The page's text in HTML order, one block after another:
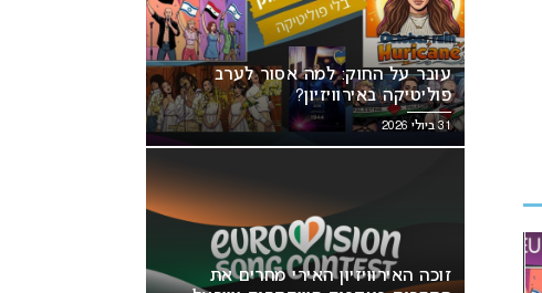
עובר על החוק: למה אסור לערב
פוליטיקה באירוויזיון?
31 ביולי 2026
זוכה האירוויזיון האירי מחרים את